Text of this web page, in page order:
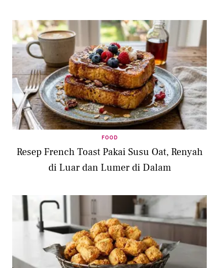
FOOD
Resep French Toast Pakai Susu Oat, Renyah
di Luar dan Lumer di Dalam